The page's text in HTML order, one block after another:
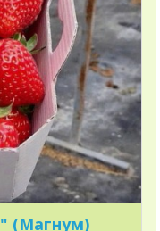
(Магнум)